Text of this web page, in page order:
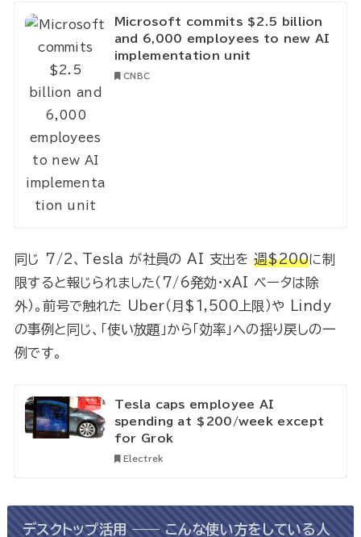
Microsoft commits $2.5 billion
and 6,000 employees to new AI
implementation unit
CNBC
同じ 7/2、Tesla が社員の AI 支出を週$200に制
限すると報じられました（7/6発効・xAI ベータは除
外）。前号で触れた Uber（月$1,500上限）や Lindy
の事例と同じ、「使い放題」から「効率」への揺り戻しの一
例です。
Tesla caps employee AI
spending at $200/week except
for Grok
Electrek
デスクトップ活用 —— こんな使い方をしている人